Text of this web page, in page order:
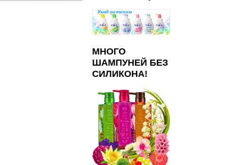
МНОГО
ШАМПУНЕЙ БЕЗ
СИЛИКОНА!